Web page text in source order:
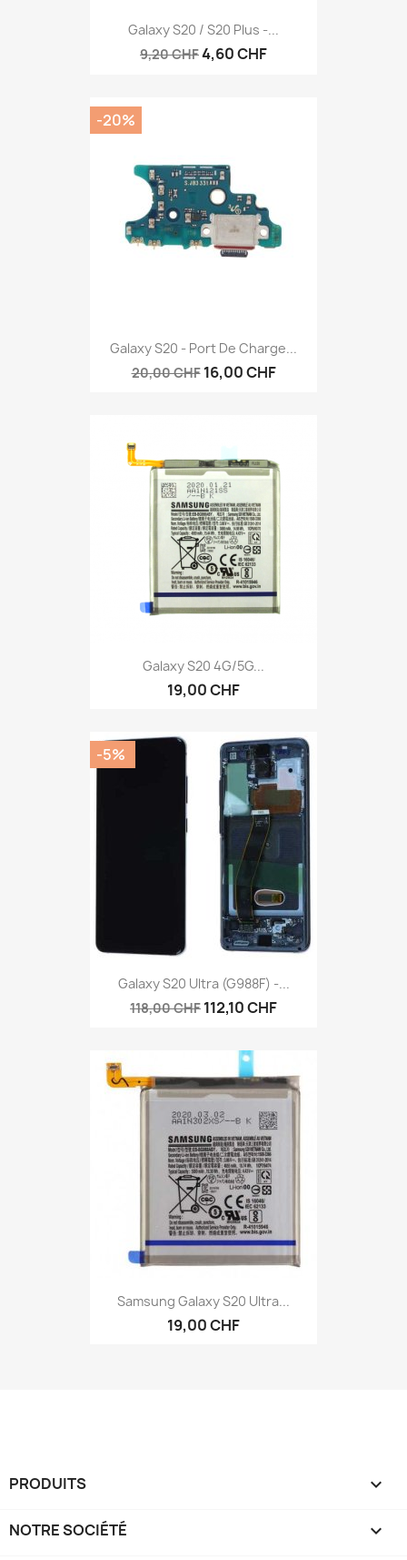
Galaxy S20 / S20 Plus -...
9,20 CHF4,60 CHF
Galaxy S20 - Port De Charge...
20,00 CHF 16,00 CHF
-20%
Galaxy S20 4G/5G...
19,00 CHF
Galaxy S20 Ultra (G988F) -...
118,00 CHF 112,10 CHF
-5%
Samsung Galaxy S20 Ultra...
19,00 CHF
PRODUITS 
NOTRE SOCIÉTÉ 